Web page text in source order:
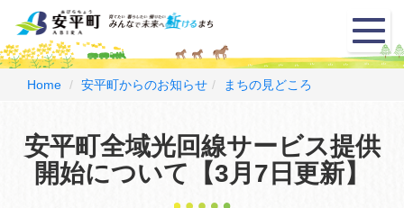
メ
ニ
ュ
Home 安平町からのお知らせ まちの見どころ
安平町全域光回線サービス提供
開始について【3月7日更新】